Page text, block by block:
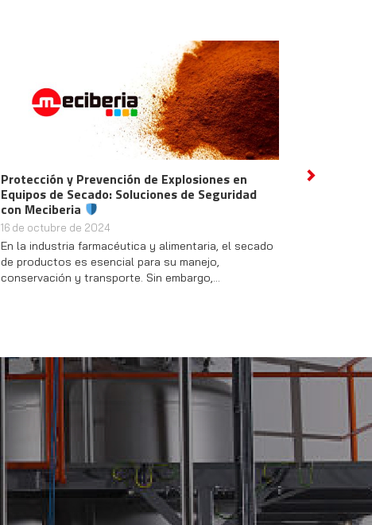
Protección y Prevención de Explosiones en
Equipos de Secado: Soluciones de Seguridad
con Meciberia
16 de octubre de 2024
En la industria farmacéutica y alimentaria, el secado
de productos es esencial para su manejo,
conservación y transporte. Sin embargo,…
Descubre las
Next